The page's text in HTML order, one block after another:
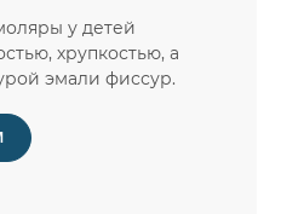
у детей
хрупкостью, а
эмали фиссур.